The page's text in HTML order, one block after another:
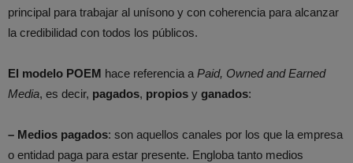
principal para trabajar al unísono y con coherencia para alcanzar
la credibilidad con todos los públicos.
El modelo POEM hace referencia a Paid, Owned and Earned
Media, es decir, pagados, propios y ganados:
– Medios pagados: son aquellos canales por los que la empresa
o entidad paga para estar presente. Engloba tanto medios